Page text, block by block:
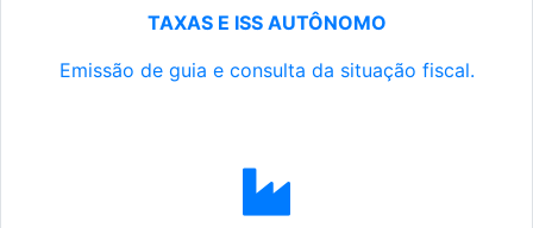
TAXAS E ISS AUTÔNOMO
Emissão de guia e consulta da situação fiscal.